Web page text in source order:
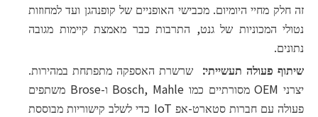
זה חלק מחיי היומיום. מכבישי האופניים של קופנהגן ועד למחוזות
נטולי המכוניות של גנט, התרבות כבר מאמצת קיימות מגובה
נתונים.
שיתוף פעולה תעשייתי: שרשרת האספקה ​​מתפתחת במהירות.
יצרני OEM מסורתיים כמו Bosch, Mahle ו-Brose משתפים
פעולה עם חברות סטארט-אפ IoT כדי לשלב קישוריות מבוססת